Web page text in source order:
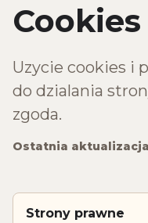
Cookies
Uzycie cookies i
do dzialania
zgoda.
Ostatnia
Strony prawne